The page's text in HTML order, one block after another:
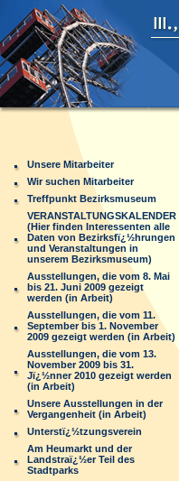
Unsere Mitarbeiter
Wir suchen Mitarbeiter
Treffpunkt Bezirksmuseum
VERANSTALTUNGSKALENDER
(Hier finden Interessenten alle
Daten von Bezirksfï¿½hrungen
und Veranstaltungen in
unserem Bezirksmuseum)
Ausstellungen, die vom 8. Mai
bis 21. Juni 2009 gezeigt
werden (in Arbeit)
Ausstellungen, die vom 11.
September bis 1. November
2009 gezeigt werden (in Arbeit)
Ausstellungen, die vom 13.
November 2009 bis 31.
Jï¿½nner 2010 gezeigt werden
(in Arbeit)
Unsere Ausstellungen in der
Vergangenheit (in Arbeit)
Unterstï¿½tzungsverein
Am Heumarkt und der
Landstraï¿½er Teil des
Stadtparks